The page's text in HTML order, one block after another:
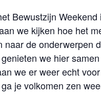
Bewustzijn
we kijken hoe het
naar de onderwerpen
we hier
we er weer echt
je volkomen zen